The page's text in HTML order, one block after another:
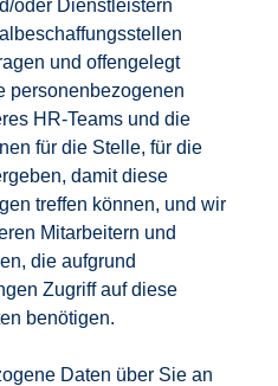
oder Dienstleistern
und offengelegt
personenbezogenen
HR-Teams und die
für die Stelle, für die
damit diese
treffen können, und wir
Mitarbeitern und
die aufgrund
Zugriff auf diese
benötigen.
Daten über Sie an